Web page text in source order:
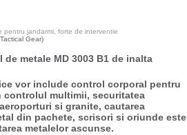
pentru jandarmi, forte de interventie
Gear)
de metale MD 3003 B1 de inalta
vor include control corporal pentru
controlul multimii, securitatea
si granite, cautarea
din pachete, scrisori si oriunde este
metalelor ascunse.